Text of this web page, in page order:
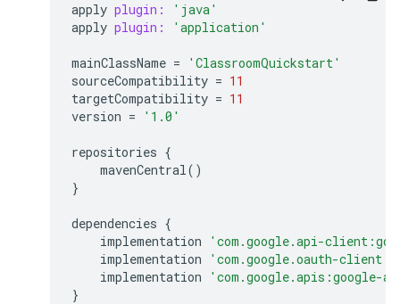
apply plugin:
'java'
apply plugin: 'application'
mainClassName =
'ClassroomQuickstart'
sourceCompatibility = 11
targetCompatibility = 11
version = '1.0'
repositories {
mavenCentral()
}
dependencies {
implementation
'com.google.api-
implementation
'com.google.oauth-
implementation
'com.google.apis:google-
}